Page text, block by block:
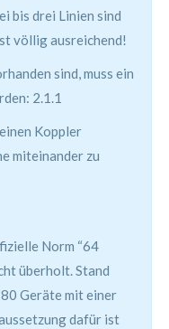
bis drei Linien sind
völlig ausreichend!
sind, muss ein
2.1.1
Koppler
miteinander zu
Norm “64
überholt. Stand
Geräte mit einer
dafür ist